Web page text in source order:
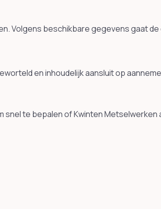
Volgens beschikbare gegevens gaat
en inhoudelijk aansluit op
te bepalen of Kwinten Metselwerken